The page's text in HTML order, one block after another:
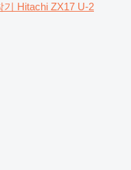
기 Hitachi ZX17 U-2